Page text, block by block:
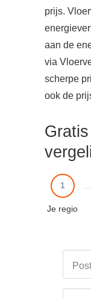
prijs.
aan de
via
scherpe
ook de
1
Je regio